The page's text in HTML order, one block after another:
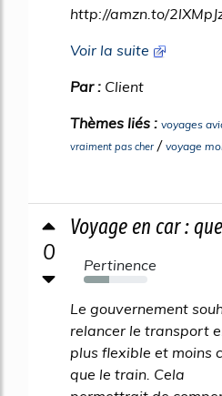
http://amzn.to/
Voir la suite
Par : Client
Thèmes liés : voyages
vraiment pas cher / voyage
0
Voyage en car :
Pertinence
40%
Le gouvernement
relancer le transport
plus flexible et moins
que le train. Cela